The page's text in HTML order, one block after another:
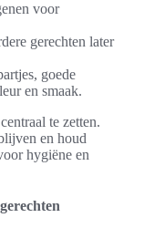
voor
gerechten later
goede
en smaak.
te zetten.
en houd
hygiëne en